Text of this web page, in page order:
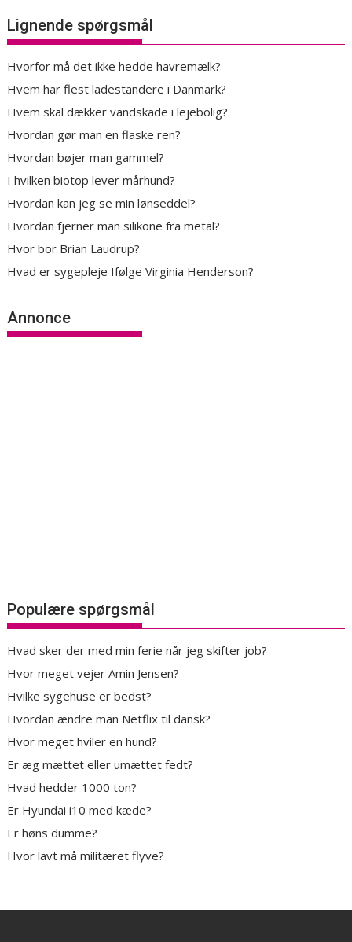
Lignende spørgsmål
Hvorfor må det ikke hedde havremælk?
Hvem har flest ladestandere i Danmark?
Hvem skal dækker vandskade i lejebolig?
Hvordan gør man en flaske ren?
Hvordan bøjer man gammel?
I hvilken biotop lever mårhund?
Hvordan kan jeg se min lønseddel?
Hvordan fjerner man silikone fra metal?
Hvor bor Brian Laudrup?
Hvad er sygepleje Ifølge Virginia Henderson?
Annonce
Populære spørgsmål
Hvad sker der med min ferie når jeg skifter job?
Hvor meget vejer Amin Jensen?
Hvilke sygehuse er bedst?
Hvordan ændre man Netflix til dansk?
Hvor meget hviler en hund?
Er æg mættet eller umættet fedt?
Hvad hedder 1000 ton?
Er Hyundai i10 med kæde?
Er høns dumme?
Hvor lavt må militæret flyve?